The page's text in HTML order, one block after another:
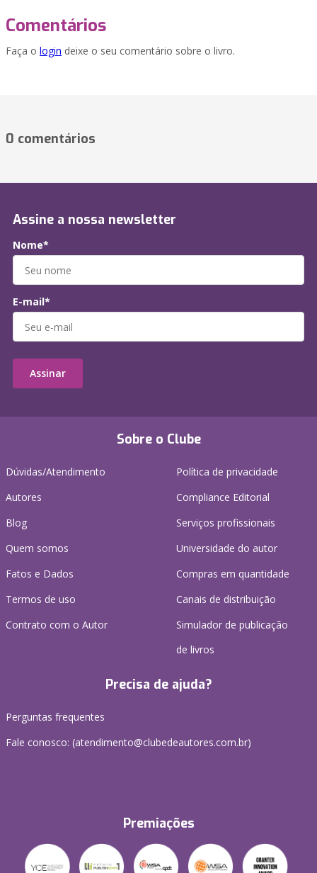
Comentários
Faça o login deixe o seu comentário sobre o livro.
0 comentários
Sobre o Clube
Dúvidas/Atendimento
Autores
Blog
Quem somos
Fatos e Dados
Termos de uso
Contrato com o Autor
Política de privacidade
Compliance Editorial
Serviços profissionais
Universidade do autor
Compras em quantidade
Canais de distribuição
Simulador de publicação
de livros
Precisa de ajuda?
Perguntas frequentes
Fale conosco: (atendimento@clubedeautores.com.br)
Premiações
Assine a nossa newsletter
Nome*
E-mail*
Assinar